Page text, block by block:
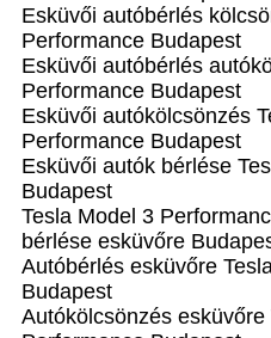
Esküvői autóbérlés
Performance Budapest
Esküvői autóbérlés
Performance Budapest
Esküvői autókölcsönzés
Performance Budapest
Esküvői autók bérlése
Budapest
Tesla Model 3
bérlése esküvőre
Autóbérlés esküvőre
Budapest
Autókölcsönzés esküvőre